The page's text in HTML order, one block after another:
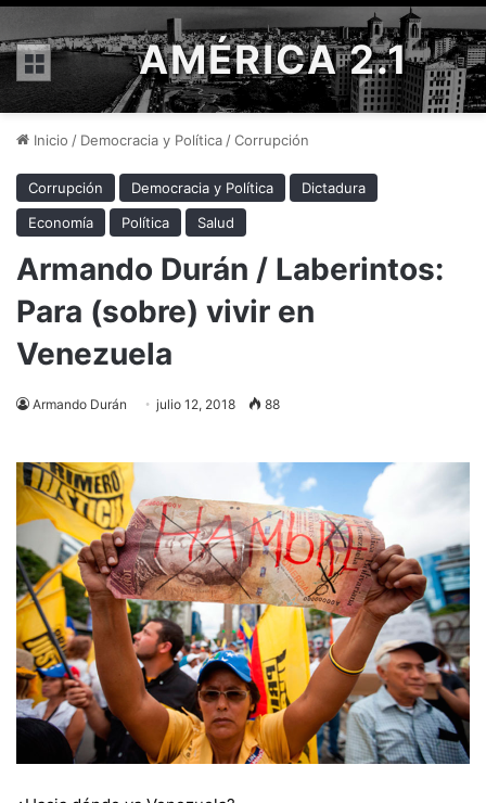
Menú AMÉRICA 2.1
Inicio / Democracia y Política /Corrupción
Corrupción Democracia y Política
Dictadura
Economía
Política Salud
Armando Durán / Laberintos:
Para (sobre) vivir en
Venezuela
Armando Durán julio 12, 2018 88